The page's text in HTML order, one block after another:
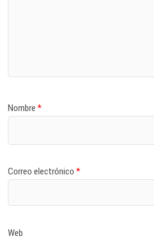
Nombre*
Correo electrónico*
Web